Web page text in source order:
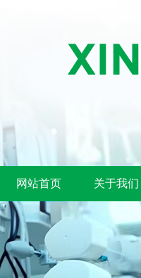
网站首页 关于我们